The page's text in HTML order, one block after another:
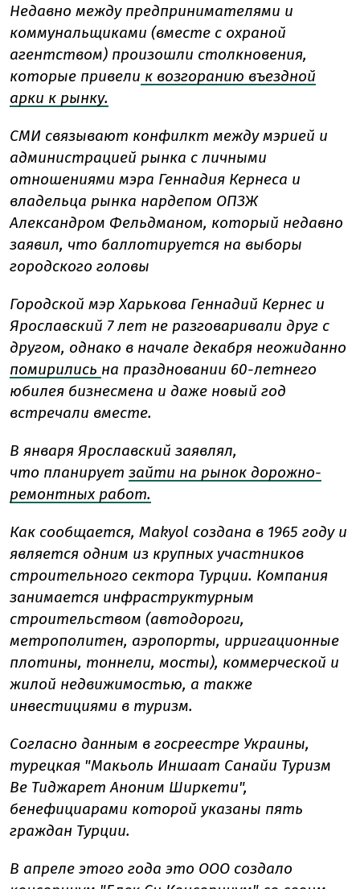
Недавно между предпринимателями и
коммунальщиками (вместе с охраной
агентством) произошли столкновения,
которые привели к возгоранию въездной
арки к рынку.
СМИ связывают конфилкт между мэрией и
администрацией рынка с личными
отношениями мэра Геннадия Кернеса и
владельца рынка нардепом ОПЗЖ
Александром Фельдманом, который недавно
заявил, что баллотируется на выборы
городского головы
Городской мэр Харькова Геннадий Кернес и
Ярославский 7 лет не разговаривали друг с
другом, однако в начале декабря неожиданно
помирились на праздновании 60-летнего
юбилея бизнесмена и даже новый год
встречали вместе.
В января Ярославский заявлял,
что планирует зайти на рынок дорожно-
ремонтных работ.
Как сообщается, Makyol создана в 1965 году и
является одним из крупных участников
строительного сектора Турции. Компания
занимается инфраструктурным
строительством (автодороги,
метрополитен, аэропорты, ирригационные
плотины, тоннели, мосты), коммерческой и
жилой недвижимостью, а также
инвестициями в туризм.
Согласно данным в госреестре Украины,
турецкая "Макьоль Иншаат Санайи Туризм
Ве Тиджарет Аноним Ширкети",
бенефициарами которой указаны пять
граждан Турции.
В апреле этого года это ООО создало